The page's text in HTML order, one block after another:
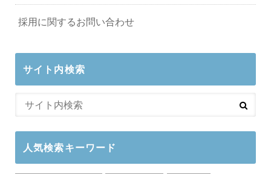
採用に関するお問い合わせ
サイト内検索
人気検索キーワード